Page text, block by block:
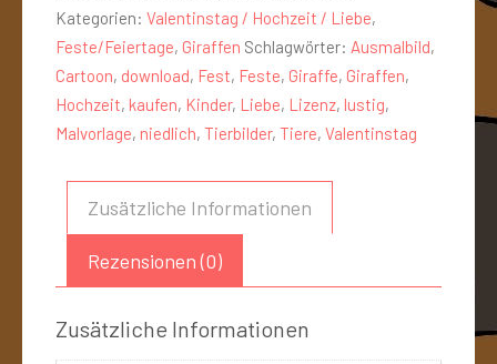
Kategorien: Valentinstag / Hochzeit / Liebe,
Feste/Feiertage, Giraffen Schlagwörter: Ausmalbild,
Cartoon, download, Fest, Feste, Giraffe, Giraffen,
Hochzeit, kaufen, Kinder, Liebe, Lizenz, lustig,
Malvorlage, niedlich, Tierbilder, Tiere, Valentinstag
Zusätzliche Informationen
Rezensionen (0)
Zusätzliche Informationen